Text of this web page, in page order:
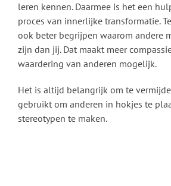
leren kennen. Daarmee is het een
proces van innerlijke transformatie.
ook beter begrijpen waarom andere
zijn dan jij. Dat maakt meer
waardering van anderen mogelijk.
Het is altijd belangrijk om te
gebruikt om anderen in hokjes te
stereotypen te maken.